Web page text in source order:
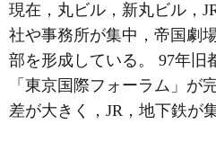
現在，丸ビル，新丸ビル，
社や事務所が集中，帝国劇
部を形成している。 97年旧
「東京国際フォーラム」が
差が大きく，JR，地下鉄が